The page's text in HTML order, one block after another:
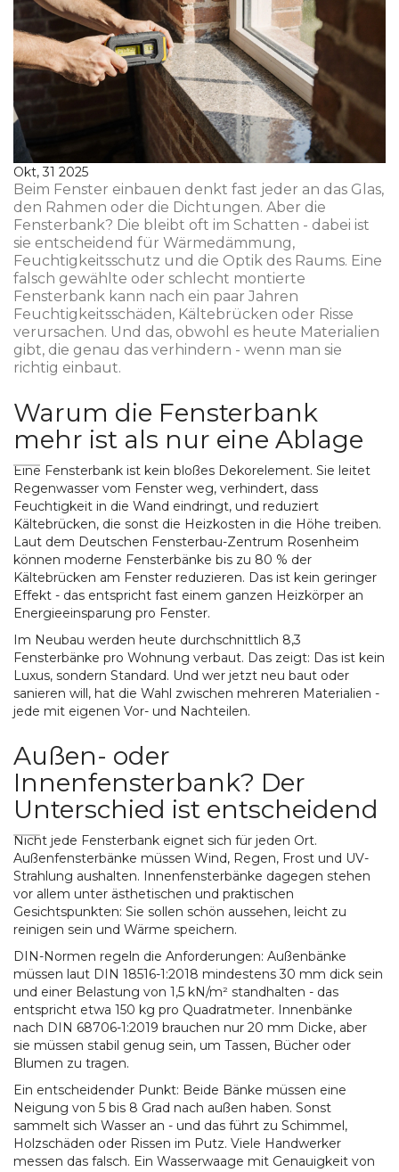
Okt, 31 2025
Beim Fenster einbauen denkt fast jeder an das Glas,
den Rahmen oder die Dichtungen. Aber die
Fensterbank? Die bleibt oft im Schatten - dabei ist
sie entscheidend für Wärmedämmung,
Feuchtigkeitsschutz und die Optik des Raums. Eine
falsch gewählte oder schlecht montierte
Fensterbank kann nach ein paar Jahren
Feuchtigkeitsschäden, Kältebrücken oder Risse
verursachen. Und das, obwohl es heute Materialien
gibt, die genau das verhindern - wenn man sie
richtig einbaut.
Warum die Fensterbank
mehr ist als nur eine Ablage
Eine Fensterbank ist kein bloßes Dekorelement. Sie leitet
Regenwasser vom Fenster weg, verhindert, dass
Feuchtigkeit in die Wand eindringt, und reduziert
Kältebrücken, die sonst die Heizkosten in die Höhe treiben.
Laut dem Deutschen Fensterbau-Zentrum Rosenheim
können moderne Fensterbänke bis zu 80 % der
Kältebrücken am Fenster reduzieren. Das ist kein geringer
Effekt - das entspricht fast einem ganzen Heizkörper an
Energieeinsparung pro Fenster.
Im Neubau werden heute durchschnittlich 8,3
Fensterbänke pro Wohnung verbaut. Das zeigt: Das ist kein
Luxus, sondern Standard. Und wer jetzt neu baut oder
sanieren will, hat die Wahl zwischen mehreren Materialien -
jede mit eigenen Vor- und Nachteilen.
Außen- oder
Innenfensterbank? Der
Unterschied ist entscheidend
Nicht jede Fensterbank eignet sich für jeden Ort.
Außenfensterbänke müssen Wind, Regen, Frost und UV-
Strahlung aushalten. Innenfensterbänke dagegen stehen
vor allem unter ästhetischen und praktischen
Gesichtspunkten: Sie sollen schön aussehen, leicht zu
reinigen sein und Wärme speichern.
DIN-Normen regeln die Anforderungen: Außenbänke
müssen laut DIN 18516-1:2018 mindestens 30 mm dick sein
und einer Belastung von 1,5 kN/m² standhalten - das
entspricht etwa 150 kg pro Quadratmeter. Innenbänke
nach DIN 68706-1:2019 brauchen nur 20 mm Dicke, aber
sie müssen stabil genug sein, um Tassen, Bücher oder
Blumen zu tragen.
Ein entscheidender Punkt: Beide Bänke müssen eine
Neigung von 5 bis 8 Grad nach außen haben. Sonst
sammelt sich Wasser an - und das führt zu Schimmel,
Holzschäden oder Rissen im Putz. Viele Handwerker
messen das falsch. Ein Wasserwaage mit Genauigkeit von